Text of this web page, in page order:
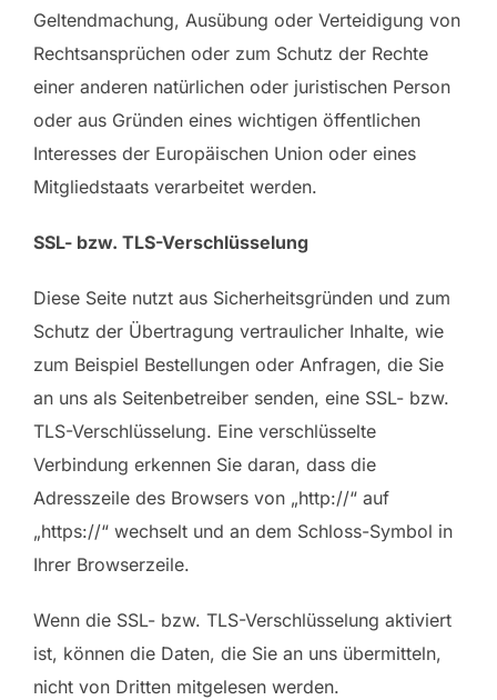
Geltendmachung, Ausübung oder Verteidigung von
Rechtsansprüchen oder zum Schutz der Rechte
einer anderen natürlichen oder juristischen Person
oder aus Gründen eines wichtigen öffentlichen
Interesses der Europäischen Union oder eines
Mitgliedstaats verarbeitet werden.
SSL- bzw. TLS-Verschlüsselung
Diese Seite nutzt aus Sicherheitsgründen und zum
Schutz der Übertragung vertraulicher Inhalte, wie
zum Beispiel Bestellungen oder Anfragen, die Sie
an uns als Seitenbetreiber senden, eine SSL- bzw.
TLS-Verschlüsselung. Eine verschlüsselte
Verbindung erkennen Sie daran, dass die
Adresszeile des Browsers von „http://“ auf
„https://“ wechselt und an dem Schloss-Symbol in
Ihrer Browserzeile.
Wenn die SSL- bzw. TLS-Verschlüsselung aktiviert
ist, können die Daten, die Sie an uns übermitteln,
nicht von Dritten mitgelesen werden.